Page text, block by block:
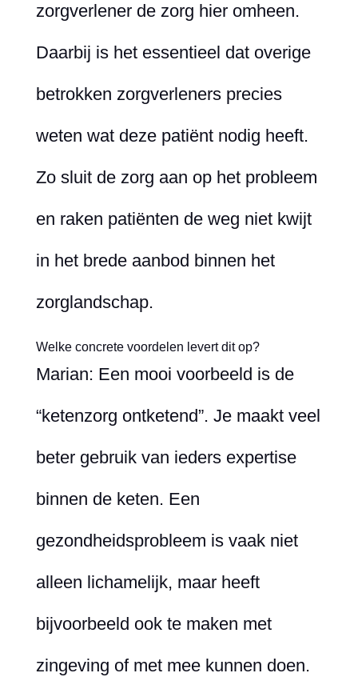
zorgverlener de zorg hier omheen.
Daarbij is het essentieel dat overige
betrokken zorgverleners precies
weten wat deze patiënt nodig heeft.
Zo sluit de zorg aan op het probleem
en raken patiënten de weg niet kwijt
in het brede aanbod binnen het
zorglandschap.
Welke concrete voordelen levert dit op?
Marian: Een mooi voorbeeld is de
“ketenzorg ontketend”. Je maakt veel
beter gebruik van ieders expertise
binnen de keten. Een
gezondheidsprobleem is vaak niet
alleen lichamelijk, maar heeft
bijvoorbeeld ook te maken met
zingeving of met mee kunnen doen.